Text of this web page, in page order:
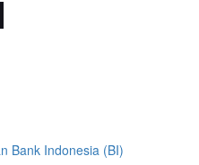
Bank Indonesia (BI)